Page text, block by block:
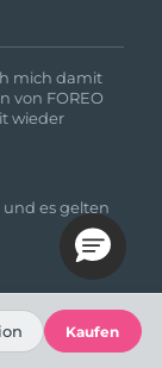
mich damit
von FOREO
wieder
und es gelten
Kaufen